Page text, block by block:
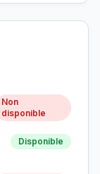
Non
disponible
Disponible